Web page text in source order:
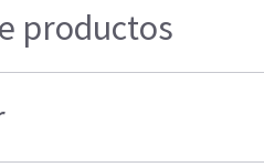
productos